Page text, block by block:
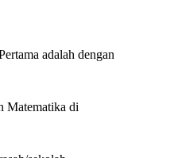
adalah dengan
Matematika di